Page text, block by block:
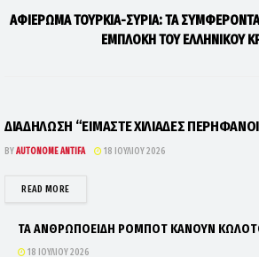
ΑΦΙΕΡΩΜΑ ΤΟΥΡΚΙΑ-ΣΥΡΙΑ: ΤΑ
ΕΜΠΛΟΚΗ ΤΟΥ ΕΛΛΗΝΙΚΟΥ
ΔΙΑΔΗΛΩΣΗ “ΕΙΜΑΣΤΕ ΧΙΛΙΑΔΕΣ
BYAUTONOME ANTIFA 18 ΙΟΥΛΊΟΥ 2026
READ MOREDETAILS
ΤΑ ΑΝΘΡΩΠΟΕΙΔΗ ΡΟΜΠΟΤ ΚΑΝΟΥΝ
18 ΙΟΥΛΊΟΥ 2026